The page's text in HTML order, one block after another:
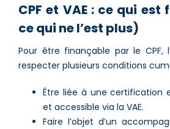
CPF et VAE : ce qui
ce qui ne l’est plus)
Pour être finançable par le CPF,
respecter plusieurs conditions
Être liée à une certification
et accessible via la VAE.
Faire l’objet d’un